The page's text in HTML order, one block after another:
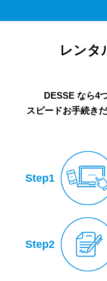
レンタ
DESSE なら4
スピードお手続き
Step1
Step2